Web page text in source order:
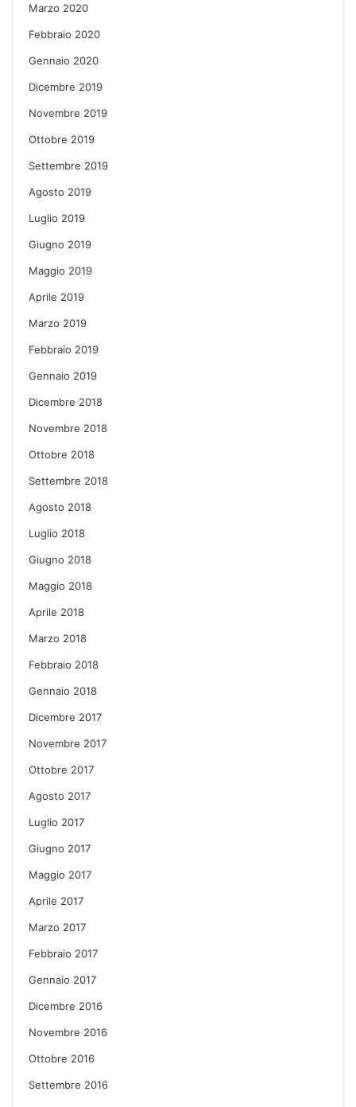
Marzo 2020
Febbraio 2020
Gennaio 2020
Dicembre 2019
Novembre 2019
Ottobre 2019
Settembre 2019
Agosto 2019
Luglio 2019
Giugno 2019
Maggio 2019
Aprile 2019
Marzo 2019
Febbraio 2019
Gennaio 2019
Dicembre 2018
Novembre 2018
Ottobre 2018
Settembre 2018
Agosto 2018
Luglio 2018
Giugno 2018
Maggio 2018
Aprile 2018
Marzo 2018
Febbraio 2018
Gennaio 2018
Dicembre 2017
Novembre 2017
Ottobre 2017
Agosto 2017
Luglio 2017
Giugno 2017
Maggio 2017
Aprile 2017
Marzo 2017
Febbraio 2017
Gennaio 2017
Dicembre 2016
Novembre 2016
Ottobre 2016
Settembre 2016